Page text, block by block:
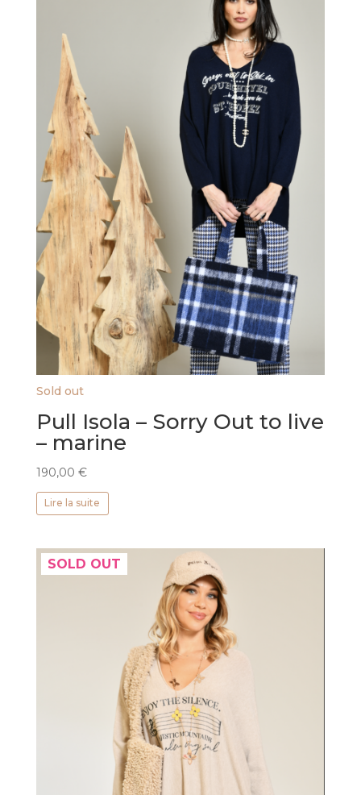
Sold out
Pull Isola – Sorry Out to live
– marine
190,00 €
Lire la suite
SOLD OUT